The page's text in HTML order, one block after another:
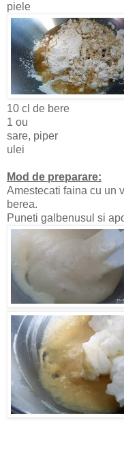
piele
10 cl de bere
1 ou
sare, piper
ulei
Mod de preparare:
Amestecati faina cu un
berea.
Puneti galbenusul si